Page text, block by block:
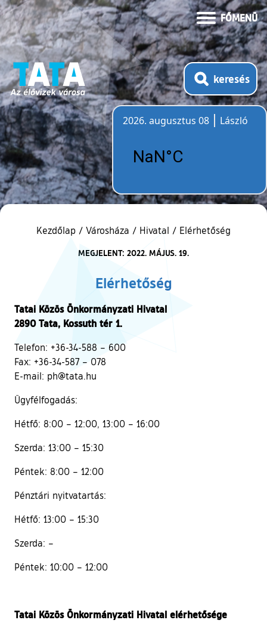
FŐMENÜ
keresés
2026. augusztus 08
László
Kezdőlap / Városháza / Hivatal / Elérhetőség
MEGJELENT: 2022. MÁJUS. 19.
Elérhetőség
Tatai Közös Önkormányzati Hivatal
2890 Tata, Kossuth tér 1.
Telefon: +36-34-588 – 600
Fax: +36-34-587 – 078
E-mail: ph@tata.hu
Ügyfélfogadás:
Hétfő: 8:00 – 12:00, 13:00 – 16:00
Szerda: 13:00 – 15:30
Péntek: 8:00 – 12:00
Pénztári nyitvatartás:
Hétfő: 13:00 – 15:30
Szerda: –
Péntek: 10:00 – 12:00
Tatai Közös Önkormányzati Hivatal elérhetősége